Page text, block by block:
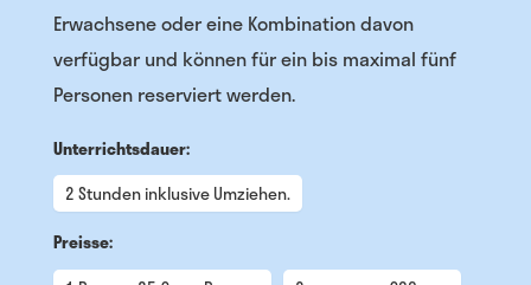
Erwachsene oder eine Kombination davon
verfügbar und können für ein bis maximal fünf
Personen reserviert werden.
Unterrichtsdauer:
2 Stunden inklusive Umziehen.
Preisse: